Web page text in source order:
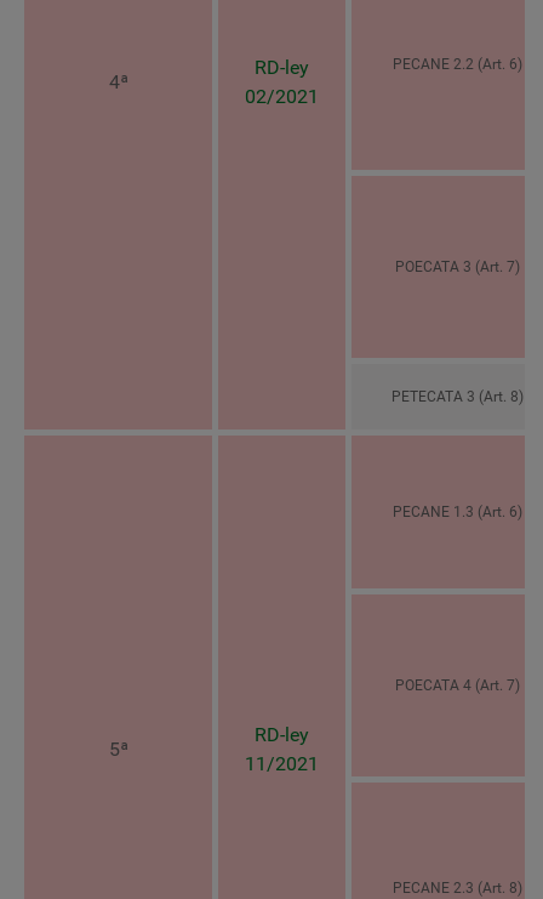
4ª
RD-ley
02/2021
PECANE 2.2 (Art. 6)
POECATA 3 (Art. 7)
PETECATA 3 (Art. 8)
5ª
RD-ley
11/2021
PECANE 1.3 (Art. 6)
POECATA 4 (Art. 7)
PECANE 2.3 (Art. 8)